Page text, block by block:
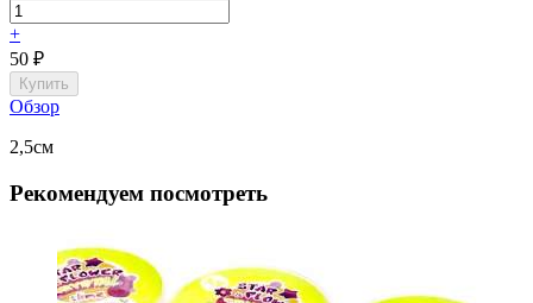
+
50 ₽
Обзор
2,5см
Рекомендуем посмотреть